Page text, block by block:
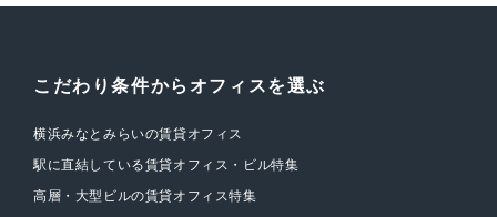
こだわり条件からオフィスを選ぶ
横浜みなとみらいの賃貸オフィス
駅に直結している賃貸オフィス・ビル特集
高層・大型ビルの賃貸オフィス特集